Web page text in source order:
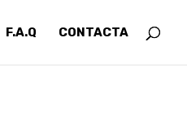
F.A.Q CONTACTA